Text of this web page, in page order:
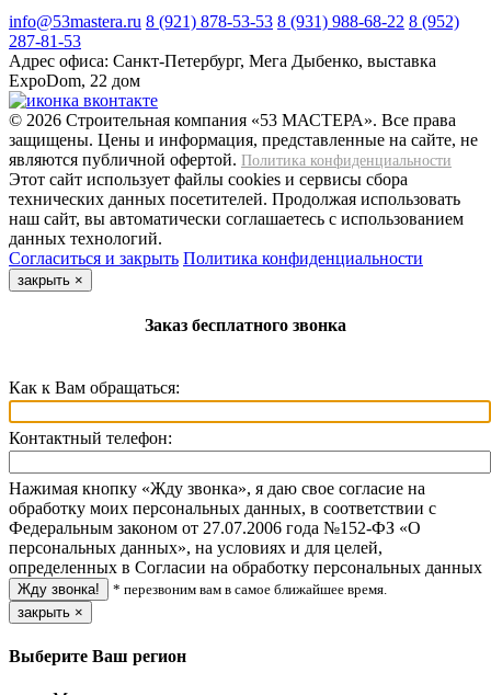
info@53mastera.ru 8 (921) 878-53-53 8 (931) 988-68-22 8 (952)
287-81-53
Адрес офиса: Санкт-Петербург, Мега Дыбенко, выставка
ExpoDom, 22 дом
© 2026 Строительная компания «53 МАСТЕРА». Все права
защищены. Цены и информация, представленные на сайте, не
являются публичной офертой. Политика конфиденциальности
Этот сайт использует файлы cookies и сервисы сбора
технических данных посетителей. Продолжая использовать
наш сайт, вы автоматически соглашаетесь с использованием
данных технологий.
Согласиться и закрыть Политика конфиденциальности
закрыть ×
Заказ бесплатного звонка
Как к Вам обращаться:
Контактный телефон:
Нажимая кнопку «Жду звонка», я даю свое согласие на
обработку моих персональных данных, в соответствии с
Федеральным законом от 27.07.2006 года №152-ФЗ «О
персональных данных», на условиях и для целей,
определенных в Согласии на обработку персональных данных
* перезвоним вам в самое ближайшее время.
закрыть ×
Выберите Ваш регион